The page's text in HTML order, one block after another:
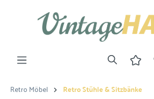
Retro Möbel Retro Stühle & Sitzbänke